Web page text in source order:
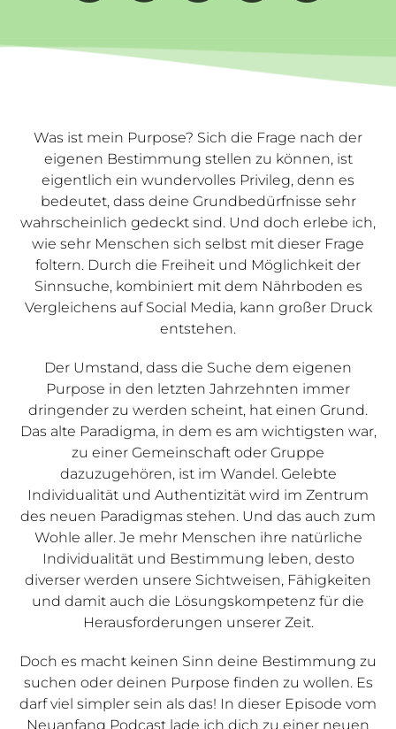
Was ist mein Purpose? Sich die Frage nach der
eigenen Bestimmung stellen zu können, ist
eigentlich ein wundervolles Privileg, denn es
bedeutet, dass deine Grundbedürfnisse sehr
wahrscheinlich gedeckt sind. Und doch erlebe ich,
wie sehr Menschen sich selbst mit dieser Frage
foltern. Durch die Freiheit und Möglichkeit der
Sinnsuche, kombiniert mit dem Nährboden es
Vergleichens auf Social Media, kann großer Druck
entstehen.
Der Umstand, dass die Suche dem eigenen
Purpose in den letzten Jahrzehnten immer
dringender zu werden scheint, hat einen Grund.
Das alte Paradigma, in dem es am wichtigsten war,
zu einer Gemeinschaft oder Gruppe
dazuzugehören, ist im Wandel. Gelebte
Individualität und Authentizität wird im Zentrum
des neuen Paradigmas stehen. Und das auch zum
Wohle aller. Je mehr Menschen ihre natürliche
Individualität und Bestimmung leben, desto
diverser werden unsere Sichtweisen, Fähigkeiten
und damit auch die Lösungskompetenz für die
Herausforderungen unserer Zeit.
Doch es macht keinen Sinn deine Bestimmung zu
suchen oder deinen Purpose finden zu wollen. Es
darf viel simpler sein als das! In dieser Episode vom
Neuanfang Podcast lade ich dich zu einer neuen